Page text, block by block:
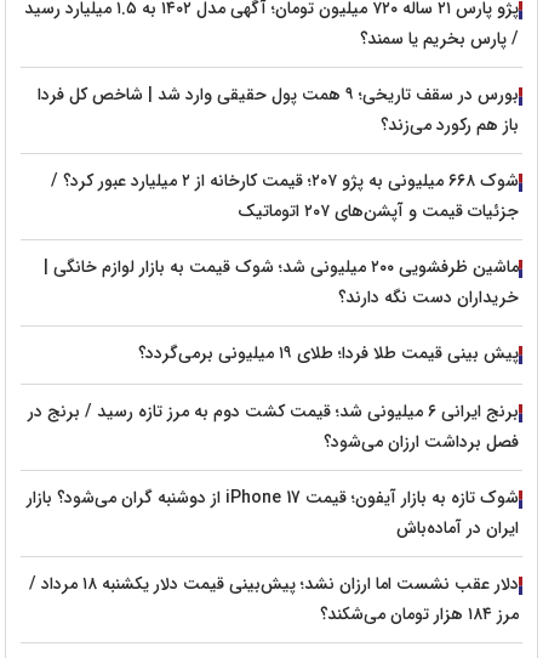
پژو پارس ۲۱ ساله ۷۲۰ میلیون تومان؛ آگهی مدل ۱۴۰۲ به ۱.۵ میلیارد رسید
/ پارس بخریم یا سمند؟
بورس در سقف تاریخی؛ ۹ همت پول حقیقی وارد شد | شاخص کل فردا
باز هم رکورد می‌زند؟
شوک ۶۶۸ میلیونی به پژو ۲۰۷؛ قیمت کارخانه از ۲ میلیارد عبور کرد؟ /
جزئیات قیمت و آپشن‌های ۲۰۷ اتوماتیک
ماشین ظرفشویی ۲۰۰ میلیونی شد؛ شوک قیمت به بازار لوازم خانگی |
خریداران دست نگه دارند؟
پیش‌ بینی قیمت طلا فردا؛ طلای ۱۹ میلیونی برمی‌گردد؟
برنج ایرانی ۶ میلیونی شد؛ قیمت کشت دوم به مرز تازه رسید / برنج در
فصل برداشت ارزان می‌شود؟
شوک تازه به بازار آیفون؛ قیمت iPhone 17 از دوشنبه گران می‌شود؟ بازار
ایران در آماده‌باش
دلار عقب نشست اما ارزان نشد؛ پیش‌بینی قیمت دلار یکشنبه ۱۸ مرداد /
مرز ۱۸۴ هزار تومان می‌شکند؟